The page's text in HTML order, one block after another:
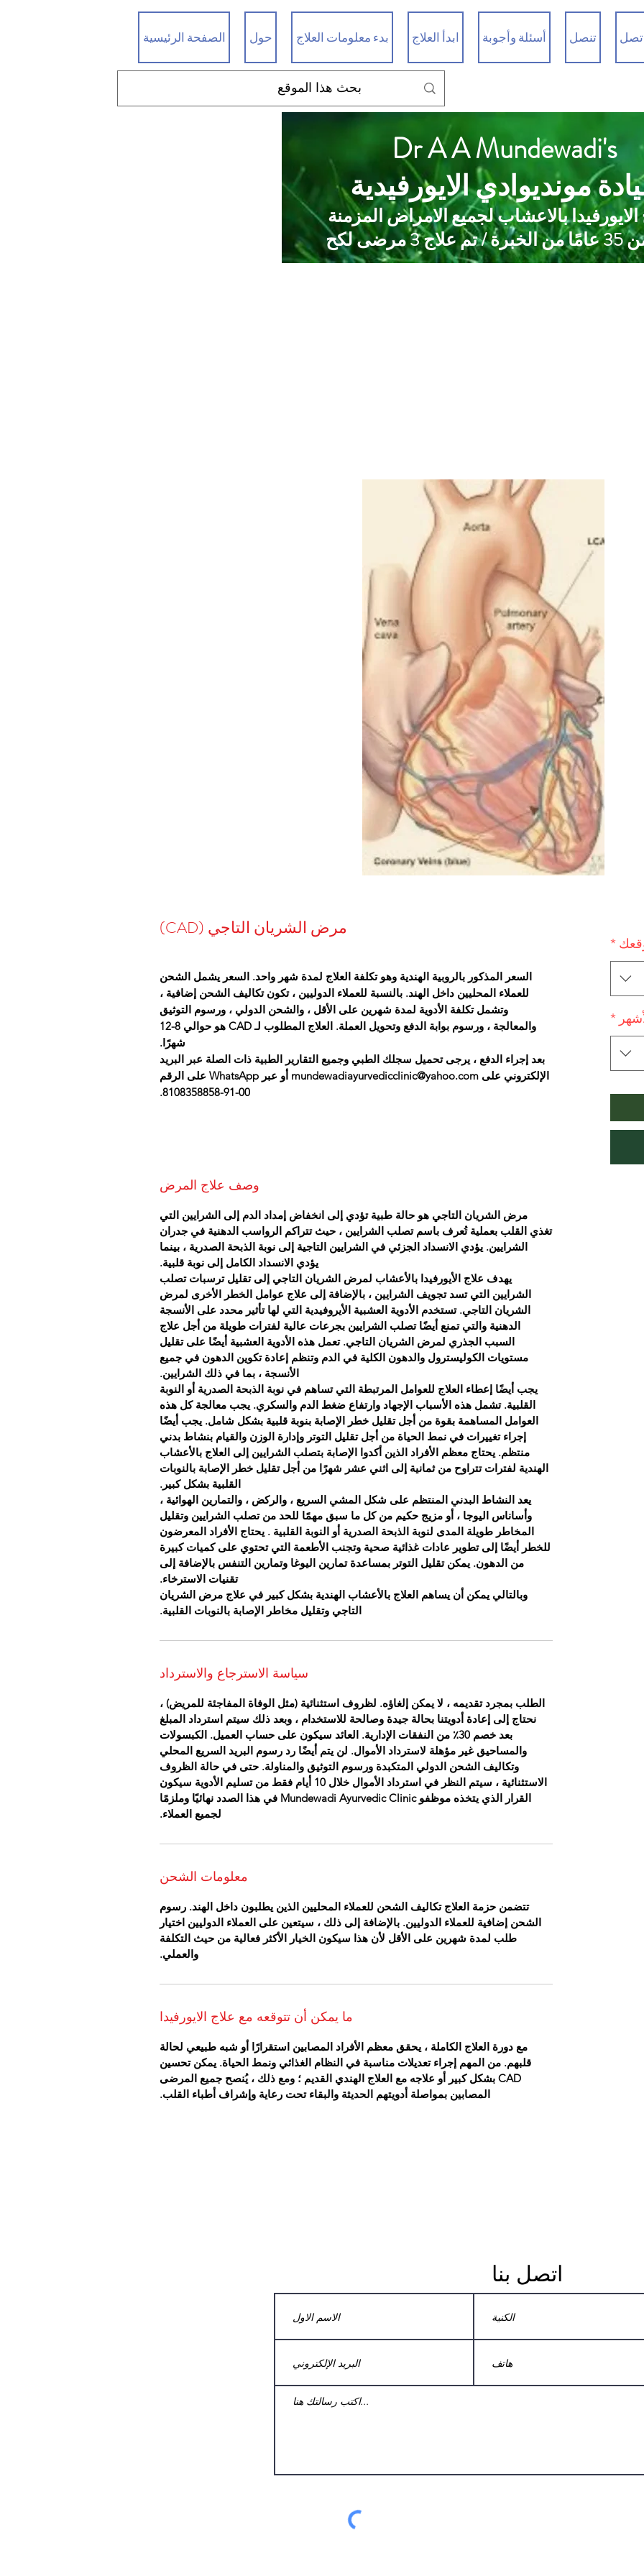
الصفحة الرئيسية حول بدء معلومات العلاج ابدأ العلاج أسئلة وأجوبة تنصل
Dr A A Mundewadi's
مونديوادي الايورفيدية
الايورفيدا بالاعشاب لجميع الامراض المزمنة
3 مرضى لكح
مرض الشريان التاجي (CAD)
السعر المذكور بالروبية الهندية وهو تكلفة العلاج لمدة شهر واحد. السعر يشمل الشحن
للعملاء المحليين داخل الهند. بالنسبة للعملاء الدوليين ، تكون تكاليف الشحن إضافية ،
وتشمل تكلفة الأدوية لمدة شهرين على الأقل ، والشحن الدولي ، ورسوم التوثيق
والمعالجة ، ورسوم بوابة الدفع وتحويل العملة. العلاج المطلوب لـ CAD هو حوالي 8-12
شهرًا.
بعد إجراء الدفع ، يرجى تحميل سجلك الطبي وجميع التقارير الطبية ذات الصلة عبر البريد
الإلكتروني على mundewadiayurvedicclinic@yahoo.com أو عبر WhatsApp على الرقم
00-91-8108358858.
وصف علاج المرض
مرض الشريان التاجي هو حالة طبية تؤدي إلى انخفاض إمداد الدم إلى الشرايين التي
تغذي القلب بعملية تُعرف باسم تصلب الشرايين ، حيث تتراكم الرواسب الدهنية في جدران
الشرايين. يؤدي الانسداد الجزئي في الشرايين التاجية إلى نوبة الذبحة الصدرية ، بينما
يؤدي الانسداد الكامل إلى نوبة قلبية.
يهدف علاج الأيورفيدا بالأعشاب لمرض الشريان التاجي إلى تقليل ترسبات تصلب
الشرايين التي تسد تجويف الشرايين ، بالإضافة إلى علاج عوامل الخطر الأخرى لمرض
الشريان التاجي. تستخدم الأدوية العشبية الأيروفيدية التي لها تأثير محدد على الأنسجة
الدهنية والتي تمنع أيضًا تصلب الشرايين بجرعات عالية لفترات طويلة من أجل علاج
السبب الجذري لمرض الشريان التاجي. تعمل هذه الأدوية العشبية أيضًا على تقليل
مستويات الكوليسترول والدهون الكلية في الدم وتنظم إعادة تكوين الدهون في جميع
الأنسجة ، بما في ذلك الشرايين.
يجب أيضًا إعطاء العلاج للعوامل المرتبطة التي تساهم في نوبة الذبحة الصدرية أو النوبة
القلبية. تشمل هذه الأسباب الإجهاد وارتفاع ضغط الدم والسكري. يجب معالجة كل هذه
العوامل المساهمة بقوة من أجل تقليل خطر الإصابة بنوبة قلبية بشكل شامل. يجب أيضًا
إجراء تغييرات في نمط الحياة من أجل تقليل التوتر وإدارة الوزن والقيام بنشاط بدني
منتظم. يحتاج معظم الأفراد الذين أكدوا الإصابة بتصلب الشرايين إلى العلاج بالأعشاب
الهندية لفترات تتراوح من ثمانية إلى اثني عشر شهرًا من أجل تقليل خطر الإصابة بالنوبات
القلبية بشكل كبير.
يعد النشاط البدني المنتظم على شكل المشي السريع ، والركض ، والتمارين الهوائية ،
وأساناس اليوجا ، أو مزيج حكيم من كل ما سبق مهمًا للحد من تصلب الشرايين وتقليل
المخاطر طويلة المدى لنوبة الذبحة الصدرية أو النوبة القلبية . يحتاج الأفراد المعرضون
للخطر أيضًا إلى تطوير عادات غذائية صحية وتجنب الأطعمة التي تحتوي على كميات كبيرة
من الدهون. يمكن تقليل التوتر بمساعدة تمارين اليوغا وتمارين التنفس بالإضافة إلى
تقنيات الاسترخاء.
وبالتالي يمكن أن يساهم العلاج بالأعشاب الهندية بشكل كبير في علاج مرض الشريان
التاجي وتقليل مخاطر الإصابة بالنوبات القلبية.
سياسة الاسترجاع والاسترداد
الطلب بمجرد تقديمه ، لا يمكن إلغاؤه. لظروف استثنائية (مثل الوفاة المفاجئة للمريض) ،
نحتاج إلى إعادة أدويتنا بحالة جيدة وصالحة للاستخدام ، وبعد ذلك سيتم استرداد المبلغ
بعد خصم 30٪ من النفقات الإدارية. العائد سيكون على حساب العميل. الكبسولات
والمساحيق غير مؤهلة لاسترداد الأموال. لن يتم أيضًا رد رسوم البريد السريع المحلي
وتكاليف الشحن الدولي المتكبدة ورسوم التوثيق والمناولة. حتى في حالة الظروف
الاستثنائية ، سيتم النظر في استرداد الأموال خلال 10 أيام فقط من تسليم الأدوية سيكون
القرار الذي يتخذه موظفو Mundewadi Ayurvedic Clinic في هذا الصدد نهائيًا وملزمًا
لجميع العملاء.
معلومات الشحن
تتضمن حزمة العلاج تكاليف الشحن للعملاء المحليين الذين يطلبون داخل الهند. رسوم
الشحن إضافية للعملاء الدوليين. بالإضافة إلى ذلك ، سيتعين على العملاء الدوليين اختيار
طلب لمدة شهرين على الأقل لأن هذا سيكون الخيار الأكثر فعالية من حيث التكلفة
والعملي.
ما يمكن أن تتوقعه مع علاج الايورفيدا
مع دورة العلاج الكاملة ، يحقق معظم الأفراد المصابين استقرارًا أو شبه طبيعي لحالة
قلبهم. من المهم إجراء تعديلات مناسبة في النظام الغذائي ونمط الحياة. يمكن تحسين
CAD بشكل كبير أو علاجه مع العلاج الهندي القديم ؛ ومع ذلك ، يُنصح جميع المرضى
المصابين بمواصلة أدويتهم الحديثة والبقاء تحت رعاية وإشراف أطباء القلب.
*
*
اتصل بنا